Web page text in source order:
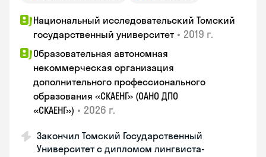
Национальный исследовательский Томский
государственный университет • 2019 г.
Образовательная автономная
некоммерческая организация
дополнительного профессионального
образования «СКАЕНГ» (ОАНО ДПО
«СКАЕНГ») • 2026 г.
Закончил Томский Государственный
Университет с дипломом лингвиста-